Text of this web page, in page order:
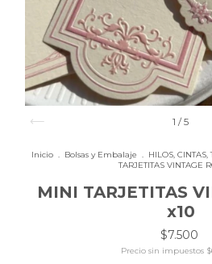
1 /5
Inicio . Bolsas y Embalaje . HILOS, CINTAS,
TARJETITAS VINTAGE
MINI TARJETITAS
x10
$7.500
Precio sin impuestos